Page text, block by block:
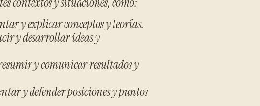
y explicar conceptos y teorías.
y desarrollar ideas y
y comunicar resultados y
y defender posiciones y puntos